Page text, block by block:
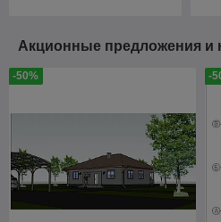
Акционные предложения и
-50% -